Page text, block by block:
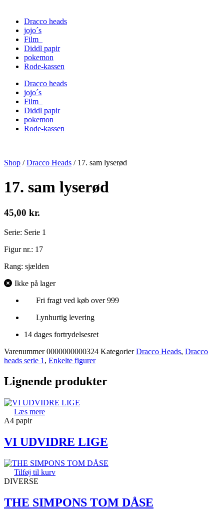
Dracco heads
jojo´s
Film
Diddl papir
pokemon
Rode-kassen
Dracco heads
jojo´s
Film
Diddl papir
pokemon
Rode-kassen
Shop /Dracco Heads / 17. sam lyserød
17. sam lyserød
45,00 kr.
Serie: Serie 1
Figur nr.: 17
Rang: sjælden
Ikke på lager
Fri fragt ved køb over 999
Lynhurtig levering
14 dages fortrydelsesret
Varenummer0000000000324 Kategorier Dracco Heads, Dracco
heads serie 1 , Enkelte figurer
Lignende produkter
Læs mere
A4 papir
VI UDVIDRE LIGE
Tilføj til kurv
DIVERSE
THE SIMPONS TOM DÅSE